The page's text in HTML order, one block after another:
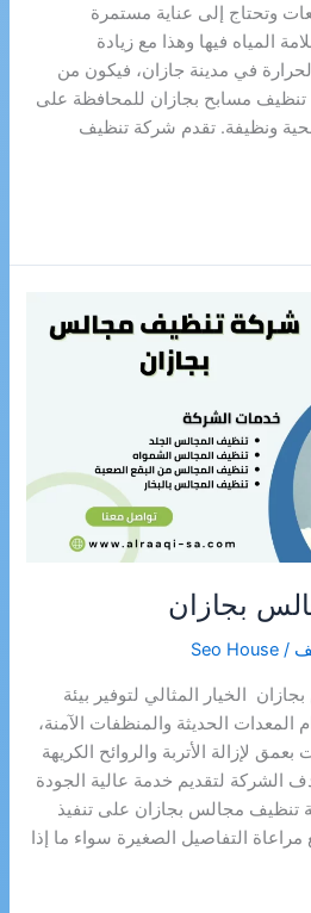
وتحتاج إلى عناية مستمرة
المياه فيها وهذا مع زيادة
في مدينة جازان، فيكون من
مسابح بجازان للمحافظة على
ونظيفة. تقدم شركة تنظيف
بجازان
/
Seo House
الخيار المثالي لتوفير بيئة
الحديثة والمنظفات الآمنة،
لإزالة الأتربة والروائح الكريهة
الشركة لتقديم خدمة عالية الجودة
مجالس بجازان على تنفيذ
التفاصيل الصغيرة سواء ما إذا